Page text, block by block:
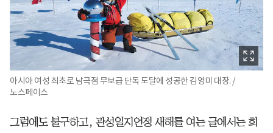
아시아 여성 최초로 남극점 무보급 단독 도달에 성공한 김영미 대장. /
노스페이스
그럼에도 불구하고, 관성일지언정 새해를 여는 글에서는 희